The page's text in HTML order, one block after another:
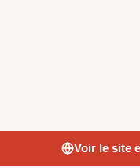
Voir le site